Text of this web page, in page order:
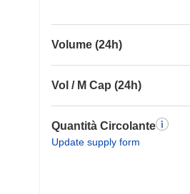
Volume (24h)
Vol / M Cap (24h)
Quantità Circolante
Update supply form